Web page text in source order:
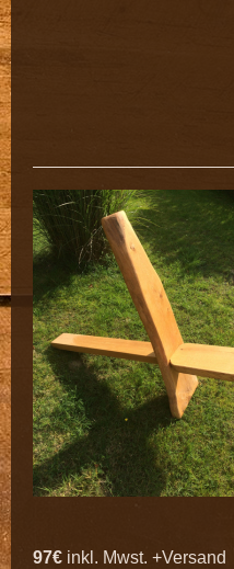
97€ inkl. Mwst. +Versand